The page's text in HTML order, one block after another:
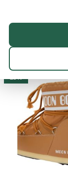
8 resultaten:
23%